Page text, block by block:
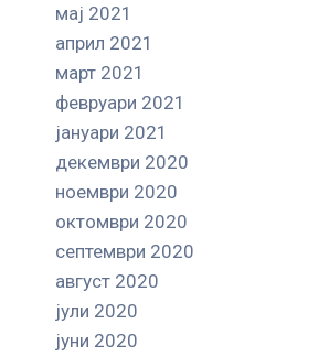
мај 2021
април 2021
март 2021
февруари 2021
јануари 2021
декември 2020
ноември 2020
октомври 2020
септември 2020
август 2020
јули 2020
јуни 2020